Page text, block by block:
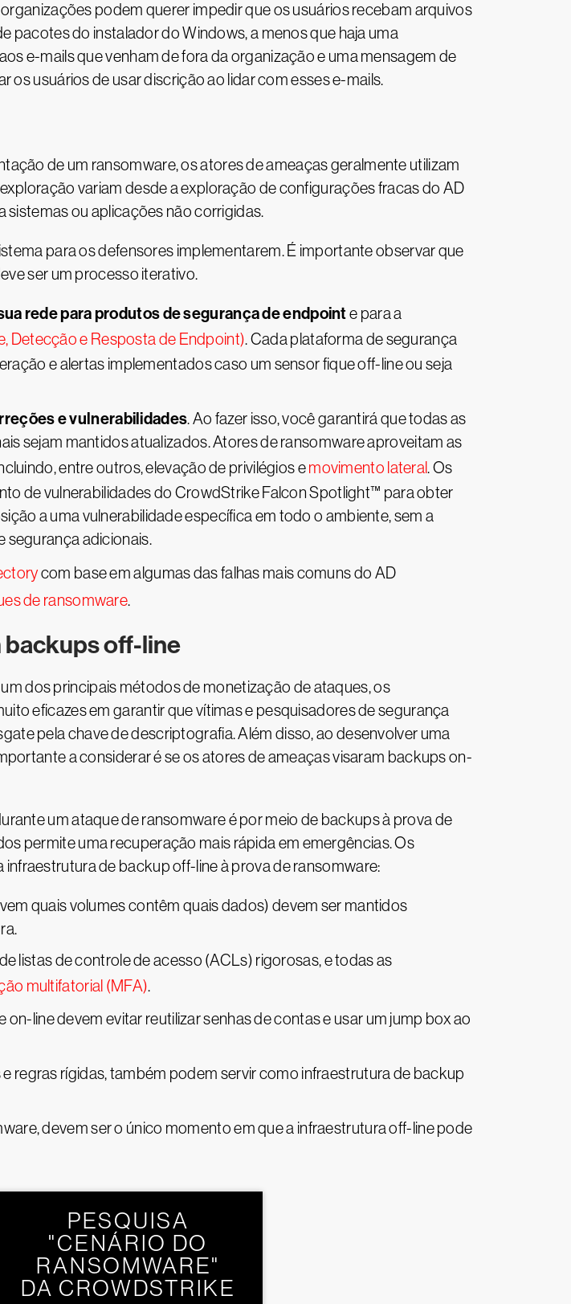
podem querer impedir que os usuários recebam arquivos
pacotes do instalador do Windows, a menos que haja uma
e-mails que venham de fora da organização e uma mensagem de
usuários de usar discrição ao lidar com esses e-mails.
de um ransomware, os atores de ameaças geralmente utilizam
variam desde a exploração de configurações fracas do AD
ou aplicações não corrigidas.
para os defensores implementarem. É importante observar que
ser um processo iterativo.
rede para produtos de segurança de endpointe para a
Detecção e Resposta de Endpoint). Cada plataforma de segurança
e alertas implementados caso um sensor fique off-line ou seja
e vulnerabilidades. Ao fazer isso, você garantirá que todas as
sejam mantidos atualizados. Atores de ransomware aproveitam as
entre outros, elevação de privilégios emovimento lateral. Os
de vulnerabilidades do CrowdStrike Falcon Spotlight™ para obter
a uma vulnerabilidade específica em todo o ambiente, sem a
segurança adicionais.
com base em algumas das falhas mais comuns do AD
de ransomware.
backups off-line
dos principais métodos de monetização de ataques, os
eficazes em garantir que vítimas e pesquisadores de segurança
pela chave de descriptografia. Além disso, ao desenvolver uma
a considerar é se os atores de ameaças visaram backups on-
um ataque de ransomware é por meio de backups à prova de
permite uma recuperação mais rápida em emergências. Os
de backup off-line à prova de ransomware:
quais volumes contêm quais dados) devem ser mantidos
listas de controle de acesso (ACLs) rigorosas, e todas as
multifatorial (MFA).
line devem evitar reutilizar senhas de contas e usar um jump box ao
regras rígidas, também podem servir como infraestrutura de backup
devem ser o único momento em que a infraestrutura off-line pode
PESQUISA
"CENÁRIO DO
RANSOMWARE"
DA CROWDSTRIKE